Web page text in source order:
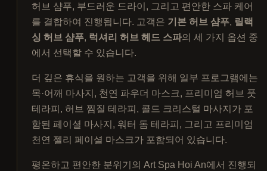
허브 샴푸, 부드러운 드라이, 그리고 편안한 스파 케어
를 결합하여 진행됩니다. 고객은 기본 허브 샴푸, 릴랙
싱 허브 샴푸, 럭셔리 허브 헤드 스파의 세 가지 옵션 중
에서 선택할 수 있습니다.
더 깊은 휴식을 원하는 고객을 위해 일부 프로그램에는
목·어깨 마사지, 천연 파우더 마스크, 프리미엄 허브 풋
테라피, 허브 찜질 테라피, 콜드 크리스털 마사지가 포
함된 페이셜 마사지, 워터 돔 테라피, 그리고 프리미엄
천연 젤리 페이셜 마스크가 포함되어 있습니다.
평온하고 편안한 분위기의 Art Spa Hoi An에서 진행되